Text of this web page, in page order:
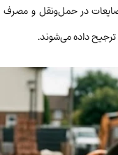
در حمل‌ونقل و مصرف
داده می‌شوند.